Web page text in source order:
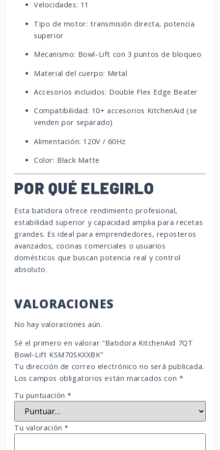
Velocidades: 11
Tipo de motor: transmisión directa, potencia
superior
Mecanismo: Bowl-Lift con 3 puntos de bloqueo
Material del cuerpo: Metal
Accesorios incluidos: Double Flex Edge Beater
Compatibilidad: 10+ accesorios KitchenAid (se
venden por separado)
Alimentación: 120V / 60Hz
Color: Black Matte
POR QUÉ ELEGIRLO
Esta batidora ofrece rendimiento profesional,
estabilidad superior y capacidad amplia para recetas
grandes. Es ideal para emprendedores, reposteros
avanzados, cocinas comerciales o usuarios
domésticos que buscan potencia real y control
absoluto.
VALORACIONES
No hay valoraciones aún.
Sé el primero en valorar “Batidora KitchenAid 7QT
Bowl-Lift KSM70SKXXBK”
Tu dirección de correo electrónico no será publicada.
Los campos obligatorios están marcados con *
Tu puntuación*
Tu valoración*